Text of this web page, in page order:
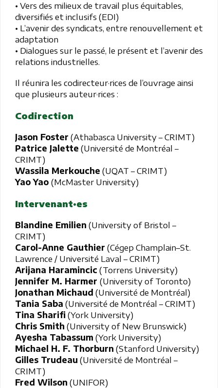
• Vers des milieux de travail plus équitables,
diversifiés et inclusifs (EDI)
• L’avenir des syndicats, entre renouvellement et
adaptation
• Dialogues sur le passé, le présent et l’avenir des
relations industrielles.
Il réunira les codirecteur·rices de l’ouvrage ainsi
que plusieurs auteur·rices :
Codirection
Jason Foster (Athabasca University – CRIMT)
Patrice Jalette (Université de Montréal –
CRIMT)
Wassila Merkouche (UQAT – CRIMT)
Yao Yao (McMaster University)
Intervenant·es
Blandine Emilien (University of Bristol –
CRIMT)
Carol-Anne Gauthier (Cégep Champlain–St.
Lawrence / Université Laval – CRIMT)
Arijana Haramincic (Torrens University)
Jennifer M. Harmer (University of Toronto)
Jonathan Michaud (Université de Montréal)
Tania Saba (Université de Montréal – CRIMT)
Tina Sharifi (York University)
Chris Smith (University of New Brunswick)
Ayesha Tabassum (York University)
Michael H. F. Thorburn (Stanford University)
Gilles Trudeau (Université de Montréal –
CRIMT)
Fred Wilson (UNIFOR)